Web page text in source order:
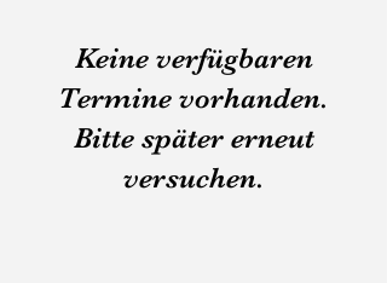
Keine verfügbaren
Termine vorhanden.
Bitte später erneut
versuchen.